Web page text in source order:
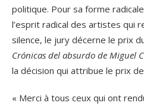
politique. Pour sa forme
l’esprit radical des artistes qui
silence, le jury décerne le prix
Crónicas del absurdo de Miguel
la décision qui attribue le prix
« Merci à tous ceux qui ont